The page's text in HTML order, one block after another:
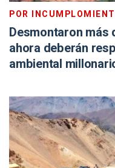
POR
Desmontaron más
ahora deberán
ambiental